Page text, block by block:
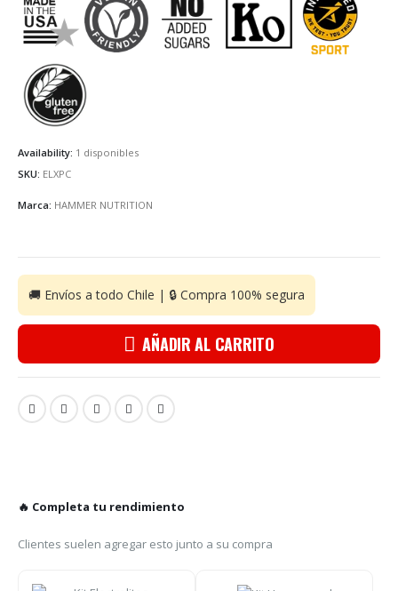
Availability: 1 disponibles
SKU: ELXPC
Marca: HAMMER NUTRITION
AÑADIR AL CARRITO
🔥 Completa tu rendimiento
Clientes suelen agregar esto junto a su compra